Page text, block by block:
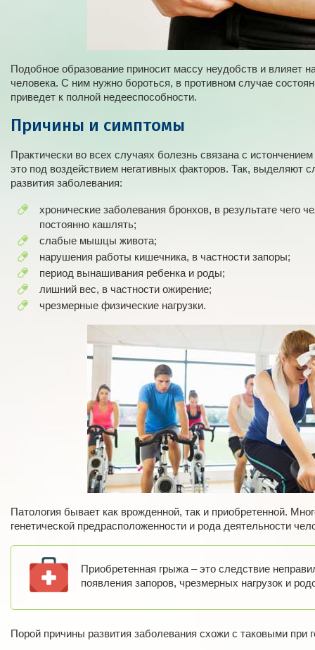
Подобное образование приносит массу неудобств и влияет
человека. С ним нужно бороться, в противном случае
приведет к полной недееспособности.
Причины и симптомы
Практически во всех случаях болезнь связана с
это под воздействием негативных факторов. Так, выделяют
развития заболевания:
хронические заболевания бронхов, в результате чего
постоянно кашлять;
слабые мышцы живота;
нарушения работы кишечника, в частности запоры;
период вынашивания ребенка и роды;
лишний вес, в частности ожирение;
чрезмерные физические нагрузки.
Патология бывает как врожденной, так и приобретенной.
генетической предрасположенности и рода деятельности
Приобретенная грыжа – это следствие
появления запоров, чрезмерных нагрузок и
Порой причины развития заболевания схожи с таковыми при